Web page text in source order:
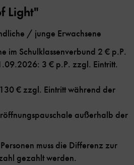
Light"
/ junge Erwachsene
im Schulklassenverbund 2 € p.P.
3 € p.P. zzgl. Eintritt.
€ zzgl. Eintritt während der
außerhalb der
muss die Differenz zur
gezahlt werden.